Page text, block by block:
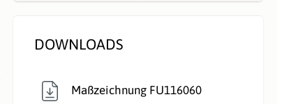
DOWNLOADS
Maßzeichnung FU116060